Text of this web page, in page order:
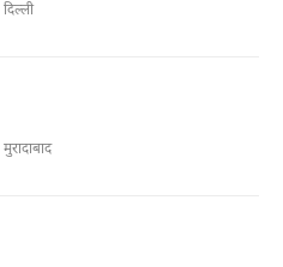
दिल्ली
मुरादाबाद